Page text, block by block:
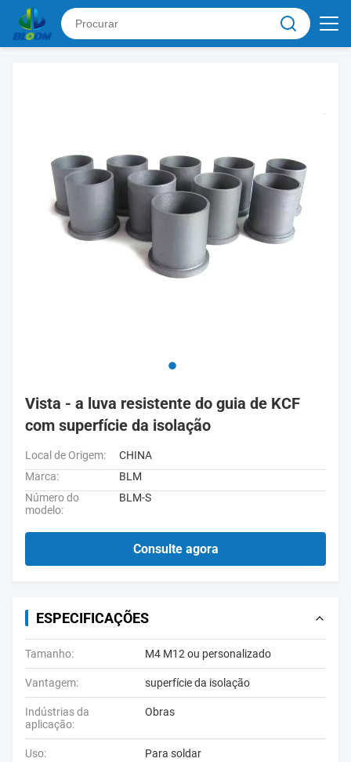
Vista - a luva resistente do guia de KCF
com superfície da isolação
Local de Origem:
CHINA
Marca:
BLM
Número do
modelo:
BLM-S
Consulte agora
ESPECIFICAÇÕES
Tamanho: M4 M12 ou personalizado
Vantagem: superfície da isolação
Indústrias da
aplicação:
Obras
Uso: Para soldar